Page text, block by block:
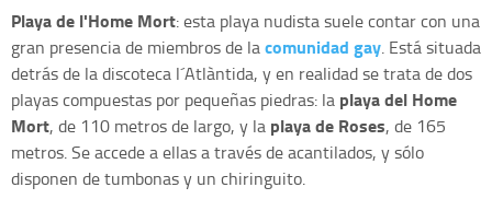
Playa de l'Home Mort: esta playa nudista suele contar con una
gran presencia de miembros de lacomunidad gay. Está situada
detrás de la discoteca l´Atlàntida, y en realidad se trata de dos
playas compuestas por pequeñas piedras: la playa del Home
Mort, de 110 metros de largo, y la playa de Roses, de 165
metros. Se accede a ellas a través de acantilados, y sólo
disponen de tumbonas y un chiringuito.